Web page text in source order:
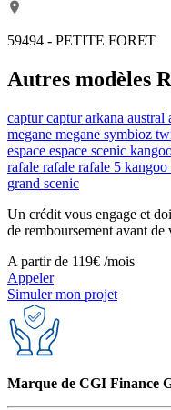
59494 - PETITE FORET
Autres modèles
captur captur arkana austral
megane megane symbioz
espace espace scenic
rafale rafale rafale 5 kangoo
grand scenic
Un crédit vous engage et
de remboursement avant de
A partir de 119€ /mois
Appeler
Simuler mon projet
Marque de CGI Finance